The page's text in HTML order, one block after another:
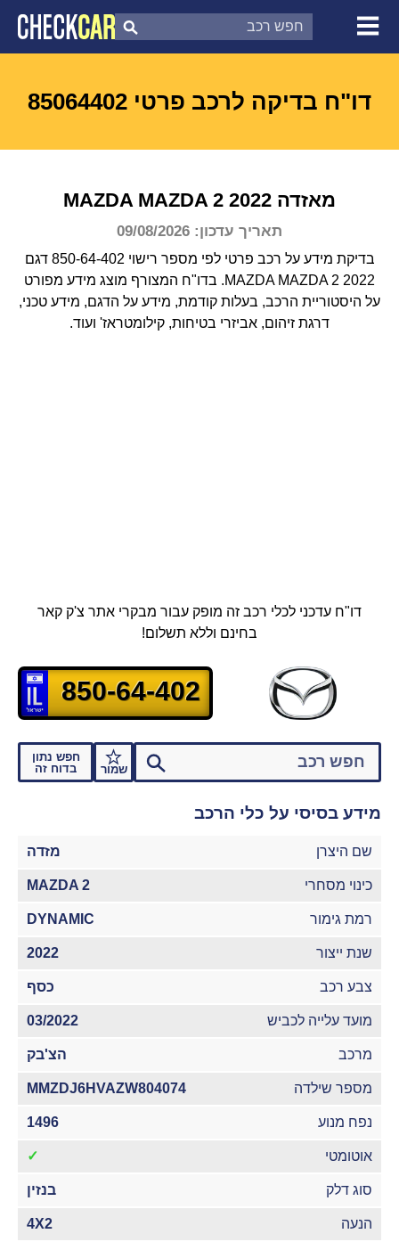
צ'ק קאר
דוח בדיקת רכב
דו"ח בדיקה לרכב פרטי 85064402
מאזדה MAZDA MAZDA 2 2022
תאריך עדכון: 09/08/2026
בדיקת מידע על רכב פרטי לפי מספר רישוי 850-64-402 דגם
MAZDA MAZDA 2 2022.
בדו"ח המצורף מוצג מידע מפורט
על היסטוריית הרכב, בעלות קודמת, מידע על הדגם, מידע טכני,
דרגת זיהום, אביזרי בטיחות, קילומטראז' ועוד.
דו"ח עדכני לכלי רכב זה מופק עבור מבקרי אתר צ'ק קאר
בחינם וללא תשלום!
שמור
חפש נתון
בדוח זה
850-64-402
מידע בסיסי על כלי הרכב
שם היצרן מזדה
כינוי מסחרי MAZDA 2
רמת גימור DYNAMIC
שנת ייצור 2022
צבע רכב כסף
מועד עלייה לכביש 03/2022
מרכב הצ'בק
מספר שילדה MMZDJ6HVAZW804074
נפח מנוע 1496
אוטומטי ✓
סוג דלק בנזין
הנעה 4X2